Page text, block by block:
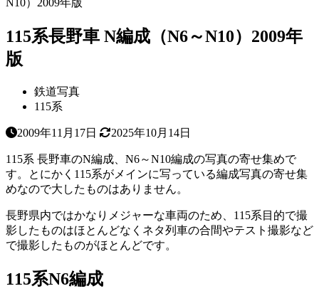
115系長野車 N編成（N6～N10）2009年
版
鉄道写真
115系
2009年11月17日 2025年10月14日
115系 長野車のN編成、N6～N10編成の写真の寄せ集めで
す。とにかく115系がメインに写っている編成写真の寄せ集
めなので大したものはありません。
長野県内ではかなりメジャーな車両のため、115系目的で撮
影したものはほとんどなくネタ列車の合間やテスト撮影など
で撮影したものがほとんどです。
115系N6編成